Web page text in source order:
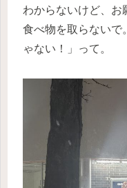
わからないけど、お
食べ物を取らないで
ゃない！」って。